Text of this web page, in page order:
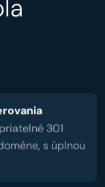
301
s úplnou